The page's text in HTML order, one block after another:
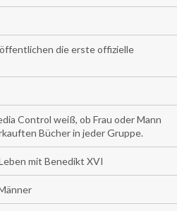
die erste offizielle
Control weiß, ob Frau oder Mann
Bücher in jeder Gruppe.
mit Benedikt XVI